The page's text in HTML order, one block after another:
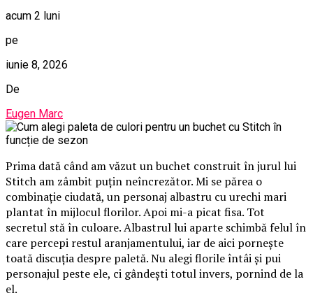
acum 2 luni
pe
iunie 8, 2026
De
Eugen Marc
Prima dată când am văzut un buchet construit în jurul lui
Stitch am zâmbit puțin neîncrezător. Mi se părea o
combinație ciudată, un personaj albastru cu urechi mari
plantat în mijlocul florilor. Apoi mi-a picat fisa. Tot
secretul stă în culoare. Albastrul lui aparte schimbă felul în
care percepi restul aranjamentului, iar de aici pornește
toată discuția despre paletă. Nu alegi florile întâi și pui
personajul peste ele, ci gândești totul invers, pornind de la
el.